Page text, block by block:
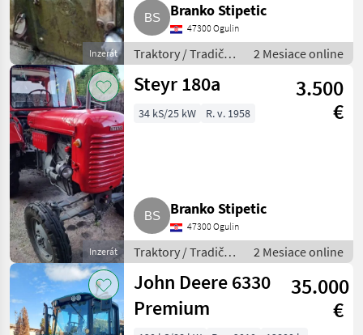
Inzerát
Branko Stipetic
47300 Ogulin
Traktory / Tradičný
traktor
2 Mesiace online
Inzerát
Steyr 180a
3.500
€
34 kS/25 kW R. v. 1958
Branko Stipetic
47300 Ogulin
Traktory / Tradičný
traktor
2 Mesiace online
John Deere 6330
Premium
35.000
€